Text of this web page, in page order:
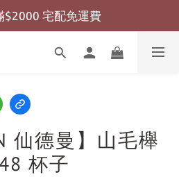
$999 超商免運費
$2000 宅配免運費
$999 超商免運費
仙德曼】山毛櫸
杯子